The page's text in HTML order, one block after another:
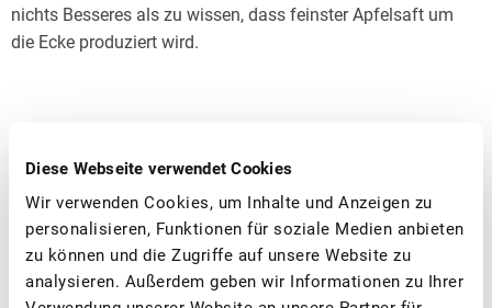
Diese Webseite verwendet Cookies
Wir verwenden Cookies, um Inhalte und Anzeigen zu
personalisieren, Funktionen für soziale Medien anbieten
zu können und die Zugriffe auf unsere Website zu
analysieren. Außerdem geben wir Informationen zu Ihrer
nichts Besseres als zu wissen, dass feinster Apfelsaft um
die Ecke produziert wird.
NATÜRLICH NACHHALTIG – SAFT FRISCH AB
Haben Sie Fragen? Kontaktieren Sie uns – wir sind
gerne für Sie da.